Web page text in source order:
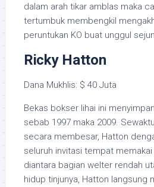
dalam arah tikar amblas maka
tertumbuk membengkil
peruntukan KO buat unggul
Ricky Hatton
Dana Mukhlis: $ 40 Juta
Bekas bokser lihai ini
sebab 1997 maka 2009.
secara membesar, Hatton
seluruh invitasi tempat
diantara bagian welter rendah
hidup tinjunya, Hatton langsung